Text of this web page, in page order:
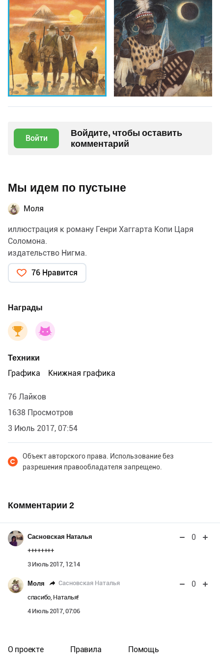
Войти
Войдите, чтобы оставить
комментарий
Мы идем по пустыне
Моля
иллюстрация к роману Генри Хаггарта Копи Царя
Соломона.
издательство Нигма.
76 Нравится
Награды
Техники
Графика
Книжная графика
76 Лайков
1638 Просмотров
3 Июль 2017, 07:54
Объект авторского права. Использование без
разрешения правообладателя запрещено.
Комментарии 2
Сасновская Наталья 0
++++++++
3 Июль 2017, 12:14
Моля Сасновская Наталья 0
спасибо, Наталья!
4 Июль 2017, 07:06
О проекте Правила Помощь